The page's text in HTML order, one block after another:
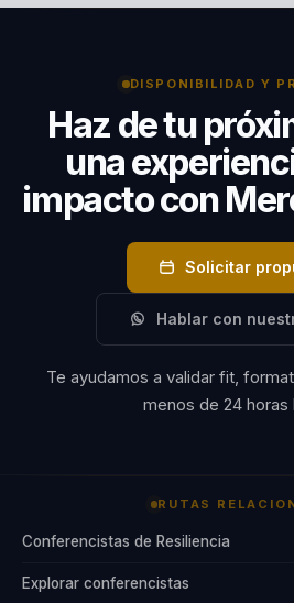
transformación
interior en
decisiones, acción
y expansión
personal. No
motivación:
propone un
cambio de
y audiencias a
cada charla en una experiencia
y movilizadora sobre
transformación personal.
DISPONIBILIDAD Y
Haz de tu
una
impacto con
Solicitar
Hablar con
Te ayudamos a validar fit,
menos de 24 horas
RUTAS
Conferencistas de Resiliencia
Explorar conferencistas